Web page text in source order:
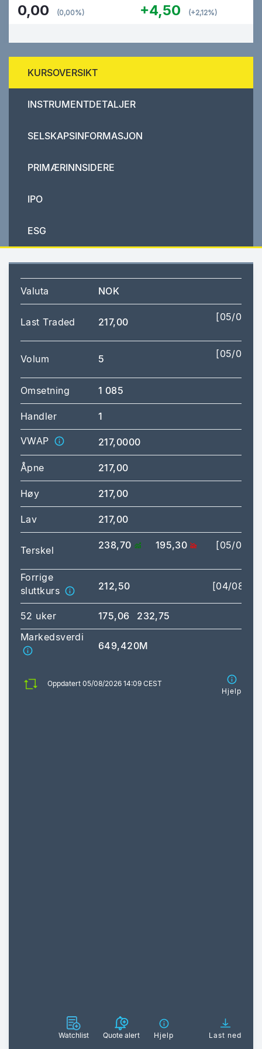
0,00 (0,00%) +4,50 (+2,12%)
KURSOVERSIKT
INSTRUMENTDETALJER
SELSKAPSINFORMASJON
PRIMÆRINNSIDERE
IPO
ESG
Valuta NOK
Last Traded 217,00
[05/08/
Volum 5
[05/08/
Omsetning 1 085
Handler 1
VWAP 217,0000
Åpne 217,00
Høy 217,00
Lav 217,00
Terskel 238,70 195,30
[05/08/
Forrige
sluttkurs
212,50 [04/08/
52 uker 175,06
232,75
Markedsverdi
649,420M
Oppdatert 05/08/2026 14:09 CEST
Hjelp
Watchlist Quote alert Hjelp Last ned